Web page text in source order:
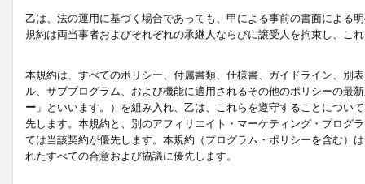
乙は、法の運用に基づく場合であっても、甲による事前の書面による
規約は両当事者およびそれぞれの承継人ならびに譲受人を拘束し、こ
本規約は、すべてのポリシー、付属書類、仕様書、ガイドライン、別
ル、サブプログラム、および機能に適用されるその他のポリシーの最
ー 」といいます。）を組み入れ、乙は、これらを遵守することにつ
先します。本規約と、別のアフィリエイト・マーケティング・プログ
ては当該契約が優先します。本規約（プログラム・ポリシーを含む）
れたすべての合意および協議に優先します。